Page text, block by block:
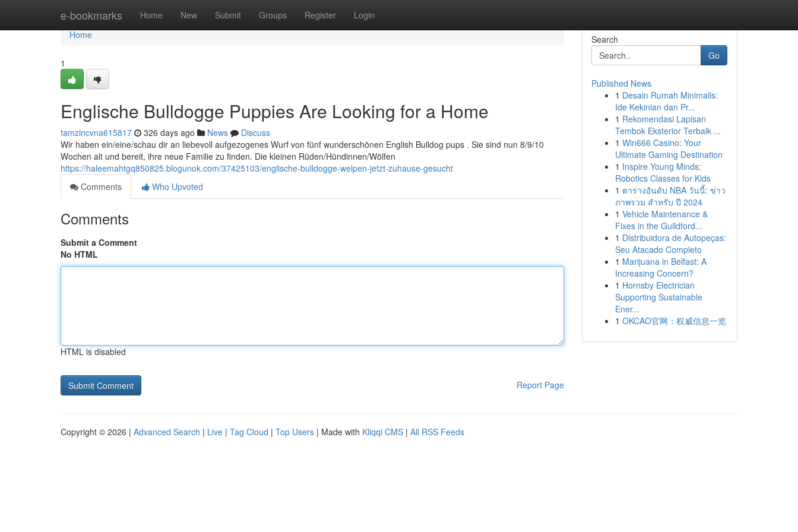
e-bookmarks Home New Submit Groups Register Login
Home
Home
1
Englische Bulldogge Puppies Are Looking for a Home
tamzincvna615817 326 days ago News
Discuss
Wir haben ein/eine/schau dir an liebevoll aufgezogenes Wurf von fünf wunderschönen English Bulldog pups . Sie sind nun 8/9/10
Wochen alt und bereit, ihre neue Familie zu finden. Die kleinen Rüden/Hündinnen/Wölfen
https://haleemahtgq850825.blogunok.com/37425103/englische-bulldogge-welpen-jetzt-zuhause-gesucht
Comments
Who Upvoted
Comments
Submit a Comment
No HTML
HTML is disabled
Report Page
Search
Go
Published News
1 Desain Rumah Minimalis:
Ide Kekinian dan Pr...
1 Rekomendasi Lapisan
Tembok Eksterior Terbaik ...
1 Win666 Casino: Your
Ultimate Gaming Destination
1 Inspire Young Minds:
Robotics Classes for Kids
1 ตารางอันดับ NBA วันนี้: ข่าว
ภาพรวม สำหรับ ปี 2024
1 Vehicle Maintenance &
Fixes in the Guildford...
1 Distribuidora de Autopeças:
Seu Atacado Completo
1 Marijuana in Belfast: A
Increasing Concern?
1 Hornsby Electrician
Supporting Sustainable
Ener...
1 OKCAO官网：权威信息一览
Copyright © 2026 | Advanced Search | Live | Tag Cloud | Top Users | Made with Kliqqi CMS | All RSS Feeds